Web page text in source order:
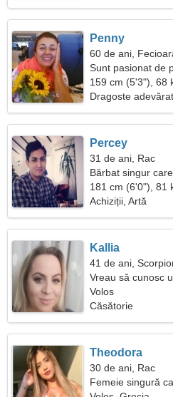
Penny
60 de ani,
Sunt pasionat de
159 cm (5'3"), 68
Dragoste
Percey
31 de ani, Rac
Bărbat singur
181 cm (6'0"), 81
Achiziții, Artă
Kallia
41 de ani,
Vreau să cunosc
Volos
Căsătorie
Theodora
30 de ani, Rac
Femeie singură